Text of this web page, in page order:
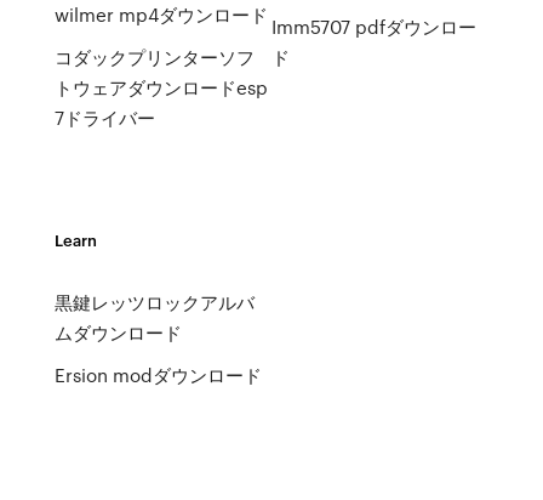
wilmer mp4ダウンロード
コダックプリンターソフ
トウェアダウンロードesp
7ドライバー
Imm5707 pdfダウンロー
ド
Learn
黒鍵レッツロックアルバ
ムダウンロード
Ersion modダウンロード